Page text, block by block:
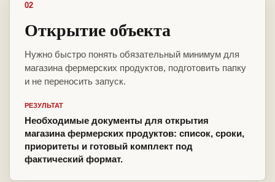
02
Открытие объекта
Нужно быстро понять обязательный минимум для
магазина фермерских продуктов, подготовить папку
и не переносить запуск.
РЕЗУЛЬТАТ
Необходимые документы для открытия
магазина фермерских продуктов: список, сроки,
приоритеты и готовый комплект под
фактический формат.